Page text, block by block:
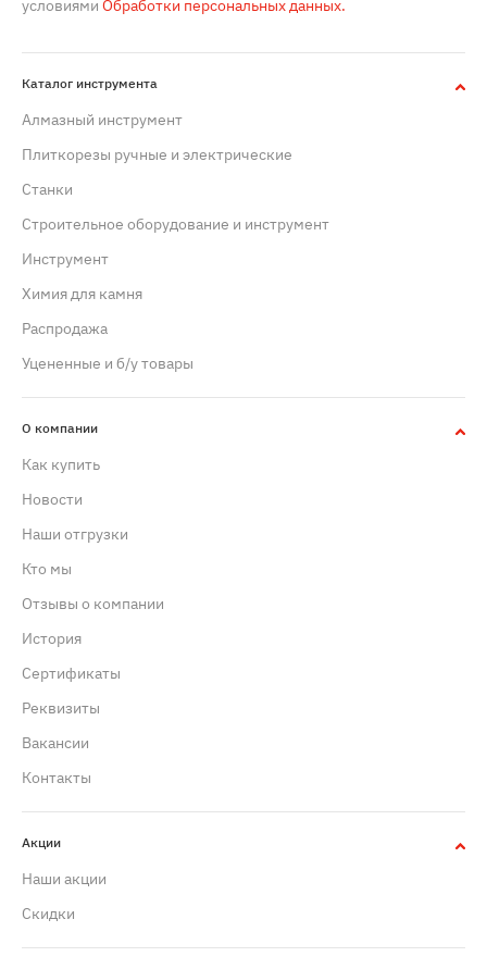
условиями Обработки персональных данных.
Каталог инструмента
Алмазный инструмент
Плиткорезы ручные и электрические
Станки
Строительное оборудование и инструмент
Инструмент
Химия для камня
Распродажа
Уцененные и б/у товары
О компании
Как купить
Новости
Наши отгрузки
Кто мы
Отзывы о компании
История
Сертификаты
Реквизиты
Вакансии
Контакты
Акции
Наши акции
Скидки